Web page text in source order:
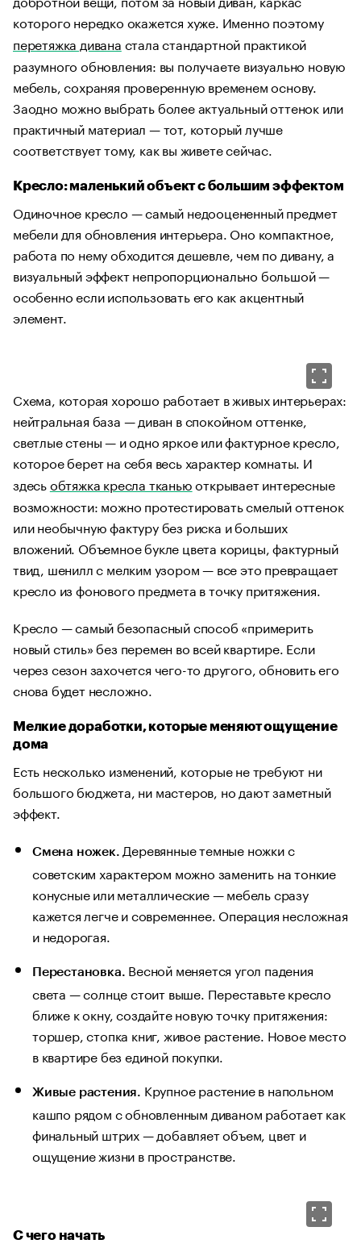
которого нередко окажется хуже. Именно поэтому
перетяжка дивана стала стандартной практикой
разумного обновления: вы получаете визуально новую
мебель, сохраняя проверенную временем основу.
Заодно можно выбрать более актуальный оттенок или
практичный материал — тот, который лучше
соответствует тому, как вы живете сейчас.
Кресло: маленький объект с большим эффектом
Одиночное кресло — самый недооцененный предмет
мебели для обновления интерьера. Оно компактное,
работа по нему обходится дешевле, чем по дивану, а
визуальный эффект непропорционально большой —
особенно если использовать его как акцентный
элемент.
Схема, которая хорошо работает в живых интерьерах:
нейтральная база — диван в спокойном оттенке,
светлые стены — и одно яркое или фактурное кресло,
которое берет на себя весь характер комнаты. И
здесьобтяжка кресла тканьюоткрывает интересные
возможности: можно протестировать смелый оттенок
или необычную фактуру без риска и больших
вложений. Объемное букле цвета корицы, фактурный
твид, шенилл с мелким узором — все это превращает
кресло из фонового предмета в точку притяжения.
Кресло — самый безопасный способ «примерить
новый стиль» без перемен во всей квартире. Если
через сезон захочется чего-то другого, обновить его
снова будет несложно.
Мелкие доработки, которые меняют ощущение
дома
Есть несколько изменений, которые не требуют ни
большого бюджета, ни мастеров, но дают заметный
эффект.
Смена ножек. Деревянные темные ножки с
советским характером можно заменить на тонкие
конусные или металлические — мебель сразу
кажется легче и современнее. Операция несложная
и недорогая.
Перестановка. Весной меняется угол падения
света — солнце стоит выше. Переставьте кресло
ближе к окну, создайте новую точку притяжения:
торшер, стопка книг, живое растение. Новое место
в квартире без единой покупки.
Живые растения. Крупное растение в напольном
кашпо рядом с обновленным диваном работает как
финальный штрих — добавляет объем, цвет и
ощущение жизни в пространстве.
С чего начать